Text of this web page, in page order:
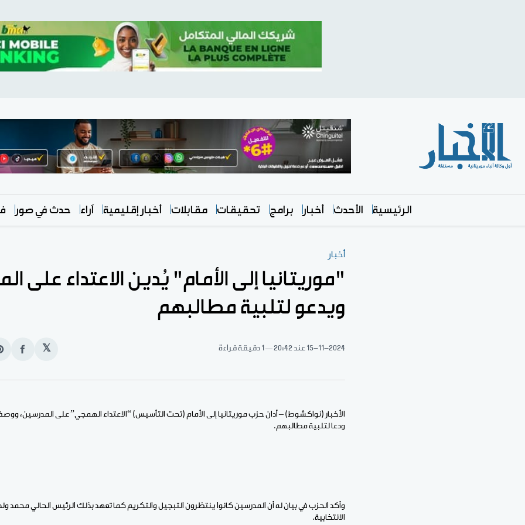
الرئيسية الأحدث أخبار برامج تحقيقات مقابلات أخبار إقليمية آراء حدث في صور
أخبار
"موريتانيا إلى الأمام" يُدين الاعتداء على
ويدعو لتلبية مطالبهم
15-11-2024 عند 20:42 1 دقيقة قراءة 𝕏
انشر
الأخبار (نواكشوط) – أدان حزب موريتانيا إلى الأمام (تحت التأسيس) “الاعتداء الهمجي” على المدرسين،
ودعا لتلبية مطالبهم.
وأكد الحزب في بيان له أن المدرسين كانوا ينتظرون التبجيل والتكريم كما تعهد بذلك الرئيس الحالي محمد
الانتخابية.